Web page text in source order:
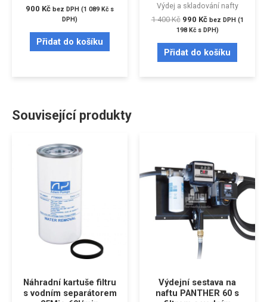
900 Kč bez DPH (1 089Kč s
DPH)
Přidat do košíku
Výdej a skladování nafty
1 400Kč 990 Kč bez DPH (1
198 Kčs DPH)
Přidat do košíku
Související produkty
Náhradní kartuše filtru
s vodním separátorem
Výdejní sestava na
naftu PANTHER 60 s